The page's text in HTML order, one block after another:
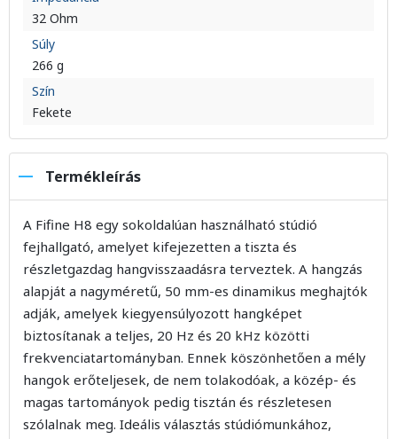
32 Ohm
Súly
266 g
Szín
Fekete
Termékleírás
A Fifine H8 egy sokoldalúan használható stúdió
fejhallgató, amelyet kifejezetten a tiszta és
részletgazdag hangvisszaadásra terveztek. A hangzás
alapját a nagyméretű, 50 mm-es dinamikus meghajtók
adják, amelyek kiegyensúlyozott hangképet
biztosítanak a teljes, 20 Hz és 20 kHz közötti
frekvenciatartományban. Ennek köszönhetően a mély
hangok erőteljesek, de nem tolakodóak, a közép- és
magas tartományok pedig tisztán és részletesen
szólalnak meg. Ideális választás stúdiómunkához,